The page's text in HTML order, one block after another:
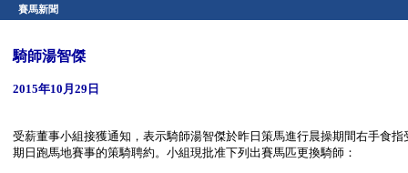
賽馬新聞
騎師湯智傑
2015年10月29日
受薪董事小組接獲通知，表示騎師湯智傑於昨日策馬進行晨操期間右手食
期日跑馬地賽事的策騎聘約。小組現批准下列出賽馬匹更換騎師：